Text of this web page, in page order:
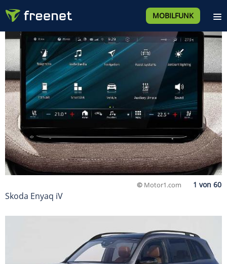
MOBILFUNK
© Motor1.com
Skoda Enyaq iV